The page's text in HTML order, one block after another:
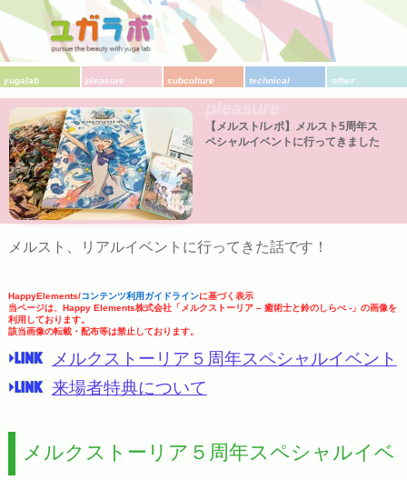
yugalab pleasure subculture technical other
【メルスト/レポ】メルスト5周年ス
ペシャルイベントに行ってきました
メルスト、リアルイベントに行ってきた話です！
HappyElements/コンテンツ利用ガイドラインに基づく表示
当ページは、Happy Elements株式会社「メルクストーリア – 癒術士と鈴のしらべ -」の画像を
利用しております。
該当画像の転載・配布等は禁止しております。
メルクストーリア５周年スペシャルイベント
来場者特典について
メルクストーリア５周年スペシャルイベ